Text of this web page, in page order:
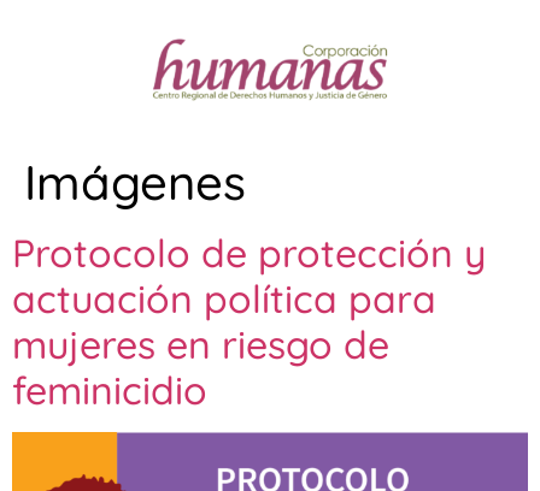
Imágenes
Protocolo de protección y
actuación política para
mujeres en riesgo de
feminicidio